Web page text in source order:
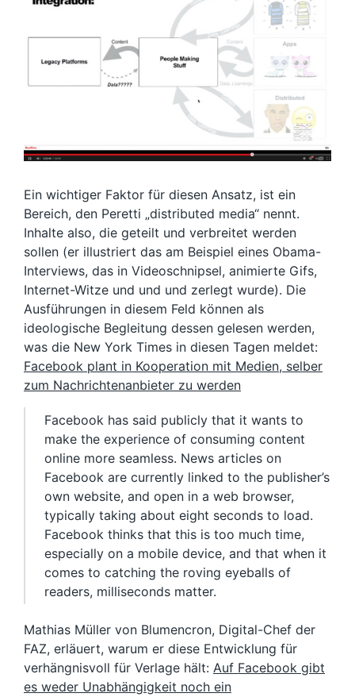
Ein wichtiger Faktor für diesen Ansatz, ist ein
Bereich, den Peretti „distributed media“ nennt.
Inhalte also, die geteilt und verbreitet werden
sollen (er illustriert das am Beispiel eines Obama-
Interviews, das in Videoschnipsel, animierte Gifs,
Internet-Witze und und und zerlegt wurde). Die
Ausführungen in diesem Feld können als
ideologische Begleitung dessen gelesen werden,
was die New York Times in diesen Tagen meldet:
Facebook plant in Kooperation mit Medien, selber
zum Nachrichtenanbieter zu werden
Facebook has said publicly that it wants to
make the experience of consuming content
online more seamless. News articles on
Facebook are currently linked to the publisher’s
own website, and open in a web browser,
typically taking about eight seconds to load.
Facebook thinks that this is too much time,
especially on a mobile device, and that when it
comes to catching the roving eyeballs of
readers, milliseconds matter.
Mathias Müller von Blumencron, Digital-Chef der
FAZ, erläuert, warum er diese Entwicklung für
verhängnisvoll für Verlage hält: Auf Facebook gibt
es weder Unabhängigkeit noch ein